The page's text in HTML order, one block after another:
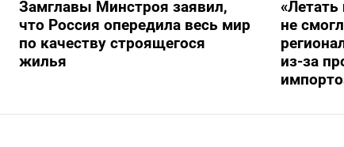
Замглавы Минстроя заявил,
что Россия опередила весь мир
по качеству строящегося
жилья
не
из-за